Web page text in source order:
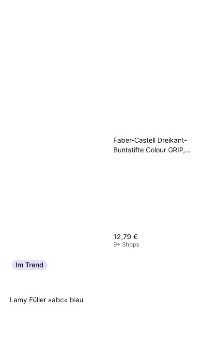
Faber-Castell Dreikant-
Buntstifte Colour GRIP,
12,79 €
9+ Shops
Im Trend
Lamy Füller »abc« blau